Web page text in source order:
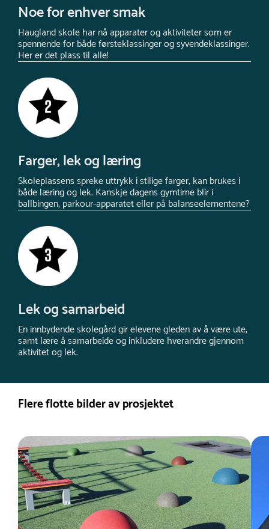
Noe for enhver smak
Haugland skole har nå apparater og aktiviteter som er
spennende for både førsteklassinger og syvendeklassinger.
Her er det plass til alle!
Farger, lek og læring
Skoleplassens spreke uttrykk i stilige farger, kan brukes i
både læring og lek. Kanskje dagens gymtime blir i
ballbingen, parkour-apparatet eller på balanseelementene?
Lek og samarbeid
En innbydende skolegård gir elevene gleden av å være ute,
samt lære å samarbeide og inkludere hverandre gjennom
aktivitet og lek.
Flere flotte bilder av prosjektet